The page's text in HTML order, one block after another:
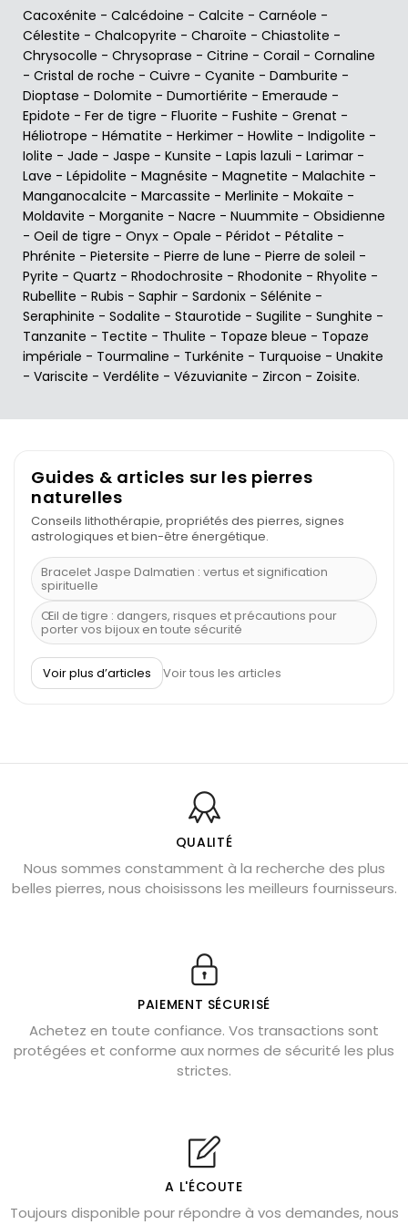
Cacoxénite - Calcédoine - Calcite - Carnéole -
Célestite - Chalcopyrite - Charoïte - Chiastolite -
Chrysocolle - Chrysoprase - Citrine - Corail - Cornaline
- Cristal de roche - Cuivre - Cyanite - Damburite -
Dioptase - Dolomite - Dumortiérite - Emeraude -
Epidote - Fer de tigre - Fluorite - Fushite - Grenat -
Héliotrope - Hématite - Herkimer - Howlite - Indigolite -
Iolite - Jade - Jaspe - Kunsite - Lapis lazuli - Larimar -
Lave - Lépidolite - Magnésite - Magnetite - Malachite -
Manganocalcite - Marcassite - Merlinite - Mokaïte -
Moldavite - Morganite - Nacre - Nuummite - Obsidienne
- Oeil de tigre - Onyx - Opale - Péridot - Pétalite -
Phrénite - Pietersite - Pierre de lune - Pierre de soleil -
Pyrite - Quartz - Rhodochrosite - Rhodonite - Rhyolite -
Rubellite - Rubis - Saphir - Sardonix - Sélénite -
Seraphinite - Sodalite - Staurotide - Sugilite - Sunghite -
Tanzanite - Tectite - Thulite - Topaze bleue - Topaze
impériale - Tourmaline - Turkénite - Turquoise - Unakite
- Variscite - Verdélite - Vézuvianite - Zircon - Zoisite.
Guides & articles sur les pierres
naturelles
Conseils lithothérapie, propriétés des pierres, signes
astrologiques et bien-être énergétique.
Bracelet Jaspe Dalmatien : vertus et signification
spirituelle
Œil de tigre : dangers, risques et précautions pour
porter vos bijoux en toute sécurité
À quel poignet porter un bracelet de pierre
Découvrez le scorpion et ses pierres
Bienfaits de la sélénite – pierre des anges
L’améthyste est-elle faite pour moi ?
Chrysocolle : pierre apaisante
Obsidienne dorée : vertus et signification
Véritable citrine naturelle non chauffée
Où placer la citrine dans la maison
Cornaline : propriétés magiques
Capricorne : quelles pierres choisir
Shungite : purification et protection
Bagues en labradorite argent 925
Voir plus d’articles Voir tous les articles
QUALITÉ
Nous sommes constamment à la recherche des plus
belles pierres, nous choisissons les meilleurs fournisseurs.
PAIEMENT SÉCURISÉ
Achetez en toute confiance. Vos transactions sont
protégées et conforme aux normes de sécurité les plus
strictes.
A L'ÉCOUTE
Toujours disponible pour répondre à vos demandes, nous